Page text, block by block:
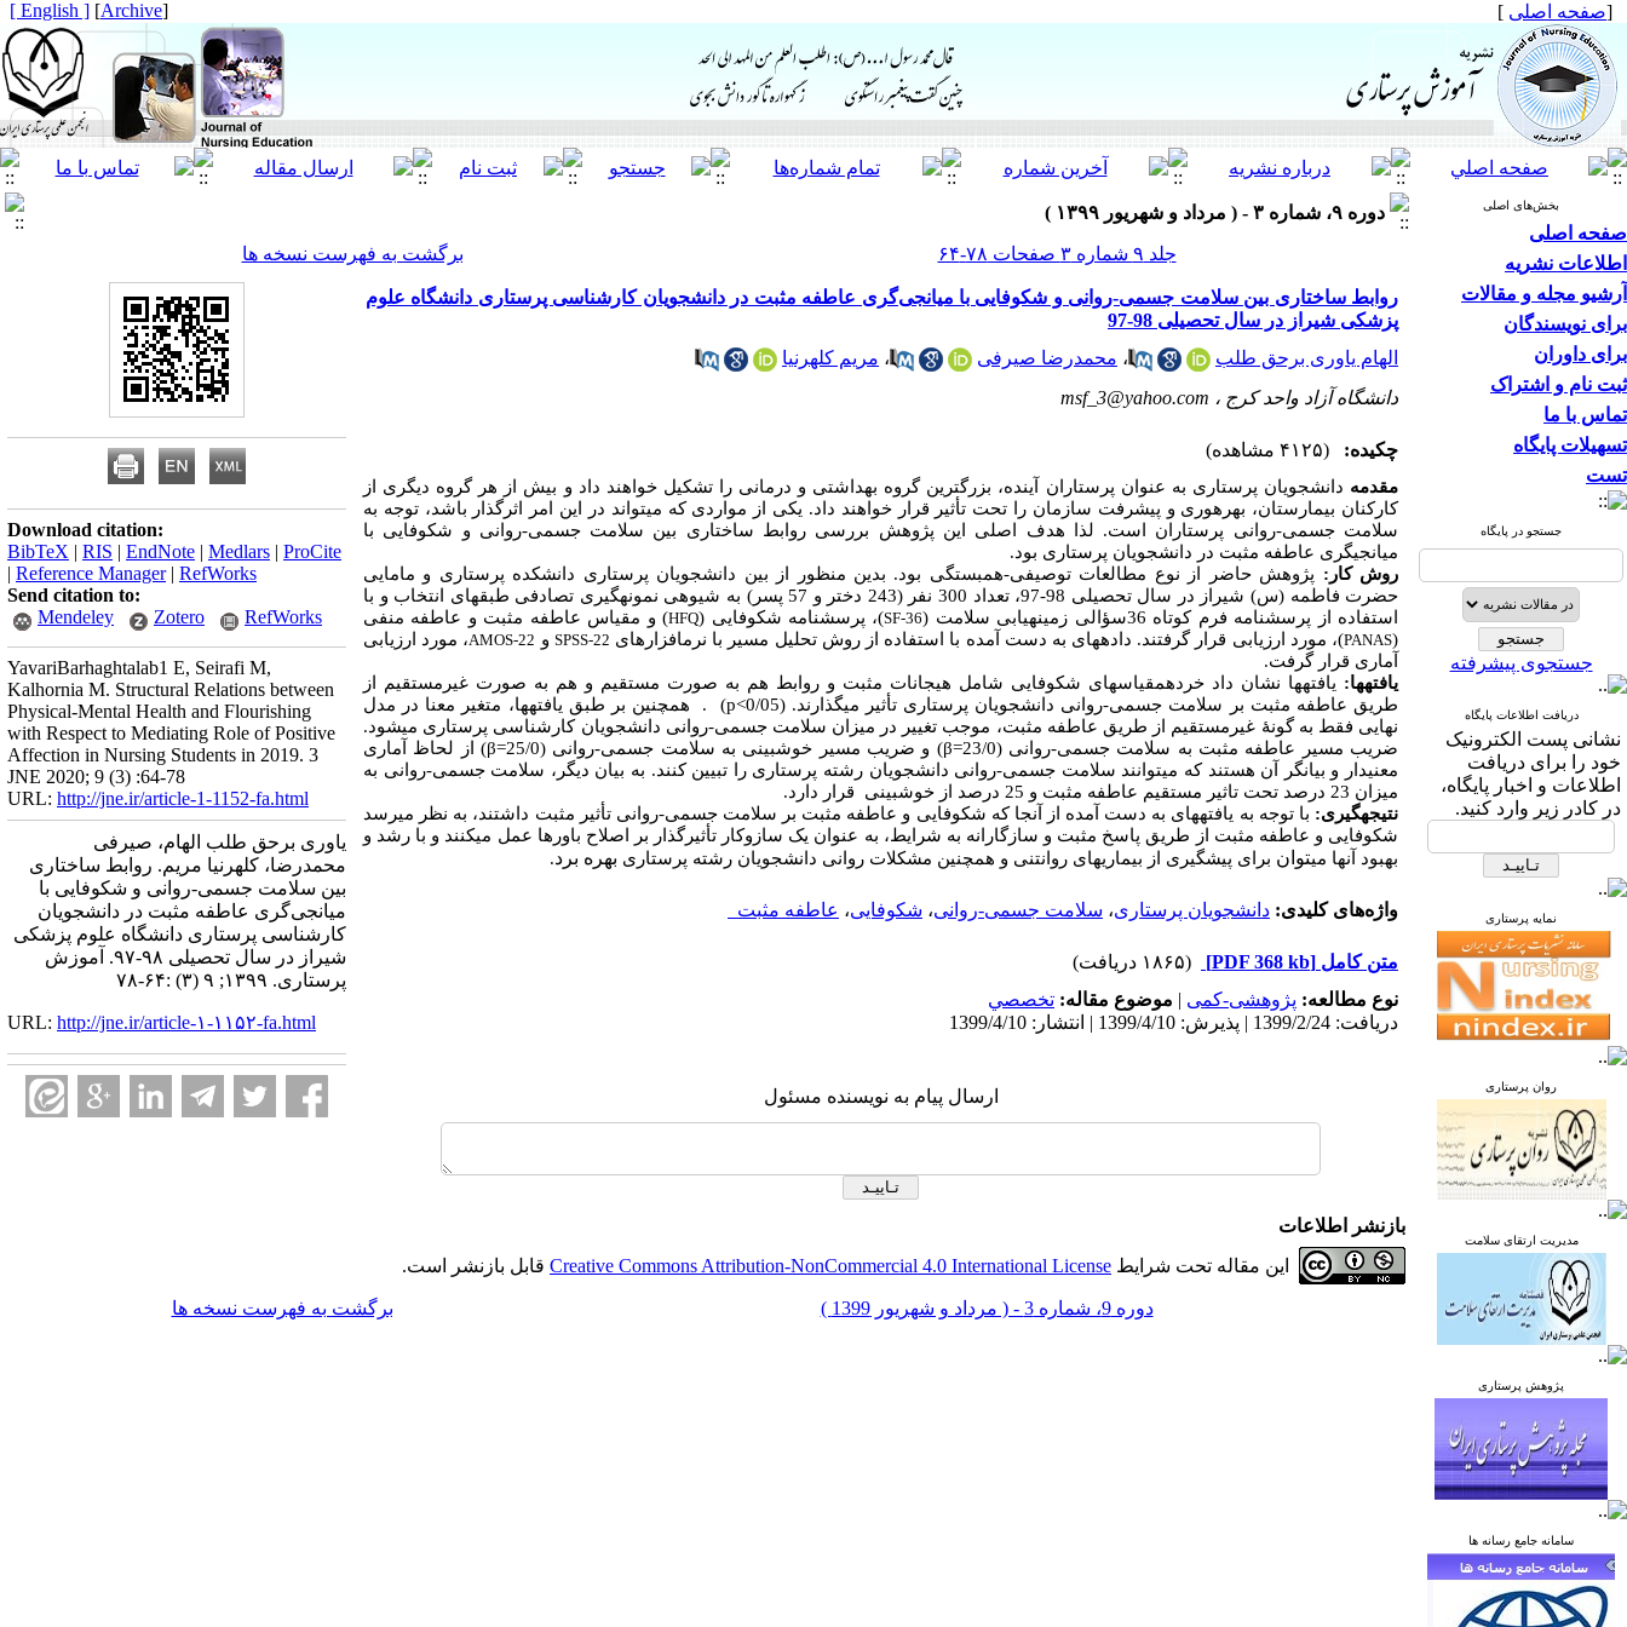
[صفحه اصلی ]
[
Archive
]
[ English ]
بخش‌های اصلی
صفحه اصلی
اطلاعات نشریه
آرشیو مجله و مقالات
برای نویسندگان
برای داوران
ثبت نام و اشتراک
تماس با ما
تسهیلات پایگاه
تست
جستجو در پایگاه
جستجوی پیشرفته
دریافت اطلاعات پایگاه
نشانی پست الکترونیک
خود را برای دریافت
اطلاعات و اخبار پایگاه،
در کادر زیر وارد کنید.
نمایه پرستاری
روان پرستاری
مدیریت ارتقای سلامت
پژوهش پرستاری
سامانه جامع رسانه ها
دوره ۹، شماره ۳ - ( مرداد و شهریور ۱۳۹۹ )
جلد ۹ شماره ۳ صفحات ۷۸-۶۴
برگشت به فهرست نسخه ها
روابط ساختاری بین سلامت جسمی-روانی و شکوفایی با میانجی‌گری عاطفه مثبت در دانشجویان کارشناسی پرستاری دانشگاه علوم
پزشکی شیراز در سال تحصیلی 98-97
الهام یاوری برحق ‌طلب
، محمدرضا صیرفی ، مریم کلهرنیا
دانشگاه آزاد واحد کرج ، msf_3@yahoo.com
چکیده: (۴۱۲۵ مشاهده)
مقدمه دانشجویان پرستار ی به عنوان پرستاران آینده، بزرگترین گروه بهداشتی و درمانی را تشکیل خواهند داد و بیش از هر گروه دیگری از
کارکنان بیمارستان، بهره‏وری و پیشرفت سازمان را تحت تأثیر قرار خواهند داد. یکی از مواردی که می‏تواند در این امر اثرگذار باشد، توجه به
سلامت جسمی-روانی پرستاران است. لذا هدف اصلی این پژوهش بررسی روابط ساختاری بین سلامت جسمی-روانی و شکوفایی با
میانجی‏گری عاطفه مثبت در دانشجویان پرستاری بود.
روش کار: پژوهش حاضر از نوع مطالعات توصیفی-همبستگی بود. بدین منظور از بین دانشجویان پرستاری دانشکده پرستاری و مامایی
حضرت فاطمه (س) شیراز در سال تحصیلی 98-97،
تعداد 300 نفر (243 دختر و 57 پسر ) به شیوه‏ی نمونه‏گیری تصادفی طبقه‏ای انتخاب و با
استفاده از پرسشنامه فرم کوتاه 36سؤالی زمینه‏یابی سلامت (
SF-36
)، پرسشنامه شکوفایی (HFQ) و مقیاس عاطفه مثبت و عاطفه منفی
(
PANAS
)، مورد ارزیابی قرار گرفتند. داده‏های به دست آمده با استفاده از روش تحلیل مسیر با نرم‏افزارهای SPSS-22 و AMOS-22، مورد ارزیابی
آماری قرار گرفت.
یافته‏ها: یافته‏ها نشان داد خرده‏مقیاس‏های شکوفایی شامل هیجانات مثبت و روابط هم به صورت مستقیم و هم به صورت غیرمستقیم از
طریق عاطفه مثبت بر سلامت جسمی-روانی دانشجویان پرستاریتأثیر می‏گذارند. (
p<0/05) . همچنین بر طبق یافته‏ها، متغیر معنا در مدل
نهایی فقط به گونۀ غیرمستقیم از طریق عاطفه مثبت، موجب تغییر در میزان سلامت جسمی-روانی دانشجویان کارشناسی پرستاری می‏شود.
ضریب مسیر عاطفه مثبت به سلامت جسمی-روانی (23/0=
β) و ضریب مسیر خوش‏بینی به سلامت جسمی-روانی (25/0= β) از لحاظ آماری
معنی‏دار و بیانگر آن هستند که می‏توانند سلامت جسمی-روانی دانشجویان رشته پرستاری را تبیین کنند. به بیان دیگر، سلامت جسمی-روانی به
میزان 23 درصد تحت تاثیر مستقیم عاطفه مثبت و 25 درصد از خوش‏بینی قرار دارد.
نتیجه‏گیری: با توجه به یافته‏های به دست آمده از آن‏جا که شکوفایی و عاطفه مثبت بر سلامت جسمی-روانی تأثیر مثبت داشتند، به نظر می‏رسد
شکوفایی و عاطفه مثبت از طریق پاسخ مثبت و سازگارانه به شرایط، به عنوان یک سازوکار تأثیرگذار بر اصلاح باورها عمل می‏کنند و با رشد و
بهبود آن‏ها میتوان برای پیشگیری از بیماریهای روان‏تنی و همچنین مشکلات روانی دانشجویان رشته پرستاری بهره برد.
واژه‌های کلیدی: دانشجویان پرستاری، سلامت جسمی-روانی، شکوفایی، عاطفه مثبت
متن کامل [PDF 368 kb]
(۱۸۶۵ دریافت)
نوع مطالعه: پژوهشی-کمی | موضوع مقاله: تخصصي
دریافت: 1399/2/24 | پذیرش: 1399/4/10 | انتشار: 1399/4/10
ارسال پیام به نویسنده مسئول
Download citation:
BibTeX | RIS | EndNote | Medlars | ProCite
| Reference Manager| RefWorks
Send citation to:
Mendeley
Zotero RefWorks
YavariBarhaghtalab1 E, Seirafi M,
Kalhornia M. Structural Relations between
Physical-Mental Health and Flourishing
with Respect to Mediating Role of Positive
Affection in Nursing Students in 2019. 3
JNE 2020; 9 (3) :64-78
URL: http://jne.ir/article-1-1152-fa.html
یاوری برحق ‌طلب الهام، صیرفی
محمدرضا، کلهرنیا مریم. روابط ساختاری
بین سلامت جسمی-روانی و شکوفایی با
میانجی‌گری عاطفه مثبت در دانشجویان
کارشناسی پرستاری دانشگاه علوم پزشکی
شیراز در سال تحصیلی ۹۸-۹۷. آموزش
پرستاری. ۱۳۹۹; ۹ (۳) :۶۴-۷۸
URL: http://jne.ir/article-۱-۱۱۵۲-fa.html
بازنشر اطلاعات
این مقاله تحت شرایط Creative Commons Attribution-NonCommercial 4.0 International License قابل بازنشر است.
دوره 9، شماره 3 - ( مرداد و شهریور 1399 ) برگشت به فهرست نسخه ها